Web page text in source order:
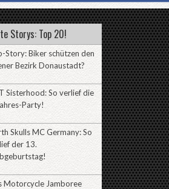
Storys: Top 20!
Story: Biker schützen den
Bezirk Donaustadt?
Sisterhood: So verlief die
Party!
Skulls MC Germany: So
der 13.
Motorcycle Jamboree